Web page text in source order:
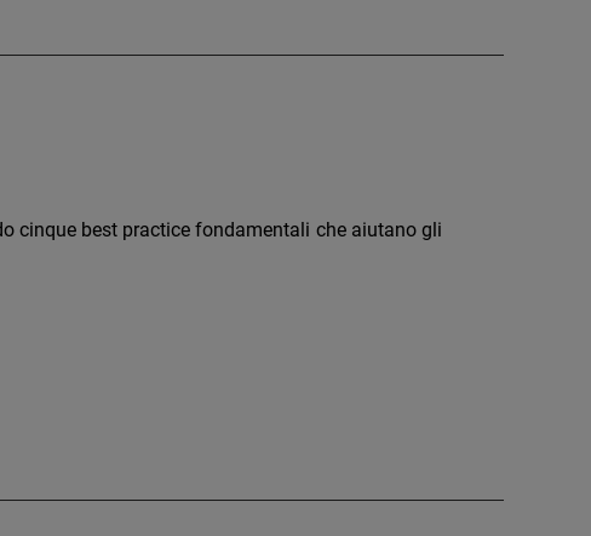
cinque best practice fondamentali che aiutano gli